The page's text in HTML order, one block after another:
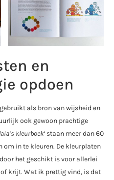
en
opdoen
als bron van wijsheid en
ook gewoon prachtige
kleurboek‘ staan meer dan 60
om in te kleuren. De kleurplaten
het geschikt is voor allerlei
krijt. Wat ik prettig vind, is dat